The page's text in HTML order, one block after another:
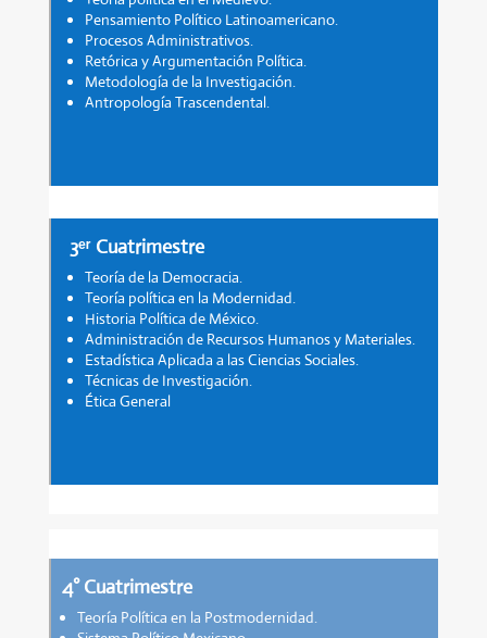
Pensamiento Político Latinoamericano.
Procesos Administrativos.
Retórica y Argumentación Política.
Metodología de la Investigación.
Antropología Trascendental.
3ᵉʳ Cuatrimestre
Teoría de la Democracia.
Teoría política en la Modernidad.
Historia Política de México.
Administración de Recursos Humanos y Materiales.
Estadística Aplicada a las Ciencias Sociales.
Técnicas de Investigación.
Ética General
4° Cuatrimestre
Teoría Política en la Postmodernidad.